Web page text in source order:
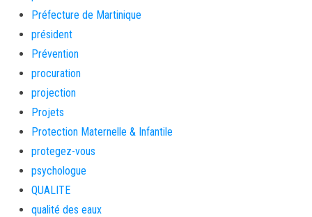
Préfecture de Martinique
président
Prévention
procuration
projection
Projets
Protection Maternelle & Infantile
protegez-vous
psychologue
QUALITE
qualité des eaux